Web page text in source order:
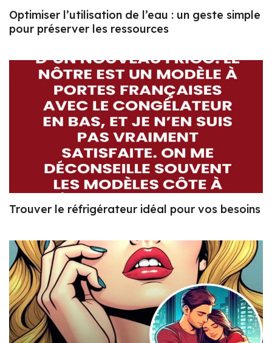
Optimiser l’utilisation de l’eau : un geste simple
pour préserver les ressources
Trouver le réfrigérateur idéal pour vos besoins